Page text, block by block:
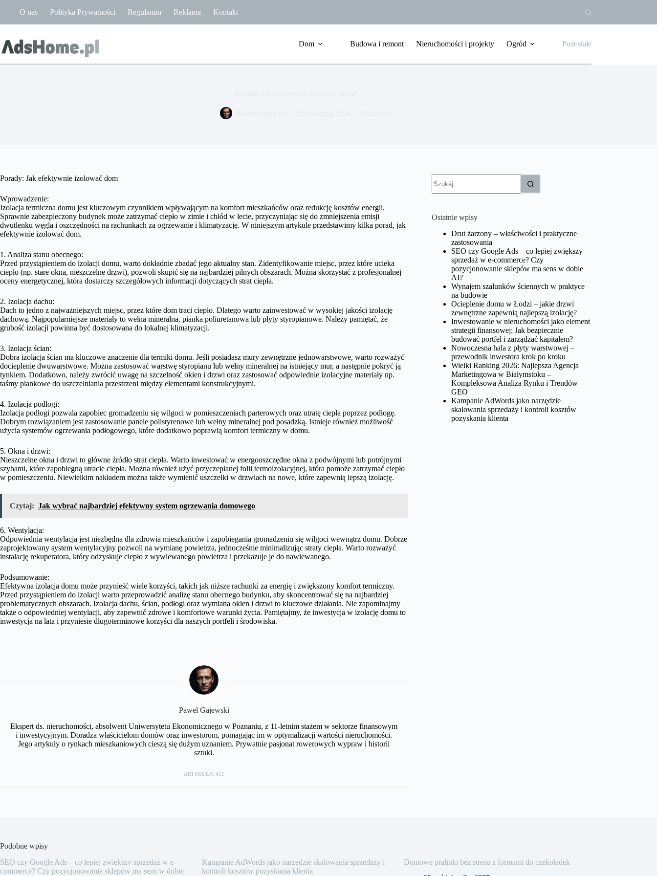
O nas Polityka Prywatności Regulamin Reklama Kontakt
Dom Budowa i remont Nieruchomości i projekty Ogród Pozostałe
Porady: Jak efektywnie izolować dom
Wprowadzenie:
Izolacja termiczna domu jest kluczowym czynnikiem wpływającym na komfort mieszkańców oraz redukcję kosztów energii.
Sprawnie zabezpieczony budynek może zatrzymać ciepło w zimie i chłód w lecie, przyczyniając się do zmniejszenia emisji
dwutlenku węgla i oszczędności na rachunkach za ogrzewanie i klimatyzację. W niniejszym artykule przedstawimy kilka porad, jak
efektywnie izolować dom.
1. Analiza stanu obecnego:
Przed przystąpieniem do izolacji domu, warto dokładnie zbadać jego aktualny stan. Zidentyfikowanie miejsc, przez które ucieka
ciepło (np. stare okna, nieszczelne drzwi), pozwoli skupić się na najbardziej pilnych obszarach. Można skorzystać z profesjonalnej
oceny energetycznej, która dostarczy szczegółowych informacji dotyczących strat ciepła.
2. Izolacja dachu:
Dach to jedno z najważniejszych miejsc, przez które dom traci ciepło. Dlatego warto zainwestować w wysokiej jakości izolację
dachową. Najpopularniejsze materiały to wełna mineralna, pianka poliuretanowa lub płyty styropianowe. Należy pamiętać, że
grubość izolacji powinna być dostosowana do lokalnej klimatyzacji.
3. Izolacja ścian:
Dobra izolacja ścian ma kluczowe znaczenie dla termiki domu. Jeśli posiadasz mury zewnętrzne jednowarstwowe, warto rozważyć
docieplenie dwuwarstwowe. Można zastosować warstwę styropianu lub wełny mineralnej na istniejący mur, a następnie pokryć ją
tynkiem. Dodatkowo, należy zwrócić uwagę na szczelność okien i drzwi oraz zastosować odpowiednie izolacyjne materiały np.
taśmy piankowe do uszczelniania przestrzeni między elementami konstrukcyjnymi.
4. Izolacja podłogi:
Izolacja podłogi pozwala zapobiec gromadzeniu się wilgoci w pomieszczeniach parterowych oraz utratę ciepła poprzez podłogę.
Dobrym rozwiązaniem jest zastosowanie panele polistyrenowe lub wełny mineralnej pod posadzką. Istnieje również możliwość
użycia systemów ogrzewania podłogowego, które dodatkowo poprawią komfort termiczny w domu.
5. Okna i drzwi:
Nieszczelne okna i drzwi to główne źródło strat ciepła. Warto inwestować w energooszczędne okna z podwójnymi lub potrójnymi
szybami, które zapobiegną utracie ciepła. Można również użyć przyczepianej folii termoizolacyjnej, która pomoże zatrzymać ciepło
w pomieszczeniu. Niewielkim nakładem można także wymienić uszczelki w drzwiach na nowe, które zapewnią lepszą izolację.
Czytaj: Jak wybrać najbardziej efektywny system ogrzewania domowego
6. Wentylacja:
Odpowiednia wentylacja jest niezbędna dla zdrowia mieszkańców i zapobiegania gromadzeniu się wilgoci wewnątrz domu. Dobrze
zaprojektowany system wentylacyjny pozwoli na wymianę powietrza, jednocześnie minimalizując straty ciepła. Warto rozważyć
instalację rekuperatora, który odzyskuje ciepło z wywiewanego powietrza i przekazuje je do nawiewanego.
Podsumowanie:
Efektywna izolacja domu może przynieść wiele korzyści, takich jak niższe rachunki za energię i zwiększony komfort termiczny.
Przed przystąpieniem do izolacji warto przeprowadzić analizę stanu obecnego budynku, aby skoncentrować się na najbardziej
problematycznych obszarach. Izolacja dachu, ścian, podłogi oraz wymiana okien i drzwi to kluczowe działania. Nie zapominajmy
także o odpowiedniej wentylacji, aby zapewnić zdrowe i komfortowe warunki życia. Pamiętajmy, że inwestycja w izolację domu to
inwestycja na lata i przyniesie długoterminowe korzyści dla naszych portfeli i środowiska.
Paweł Gajewski
Ekspert ds. nieruchomości, absolwent Uniwersytetu Ekonomicznego w Poznaniu, z 11-letnim stażem w sektorze finansowym
i inwestycyjnym. Doradza właścicielom domów oraz inwestorom, pomagając im w optymalizacji wartości nieruchomości.
Jego artykuły o rynkach mieszkaniowych cieszą się dużym uznaniem. Prywatnie pasjonat rowerowych wypraw i historii
sztuki.
ARTYKUŁY: 411
wyników
Ostatnie wpisy
Drut żarzony – właściwości i praktyczne
zastosowania
SEO czy Google Ads – co lepiej zwiększy
sprzedaż w e-commerce? Czy
pozycjonowanie sklepów ma sens w dobie
AI?
Wynajem szalunków ściennych w praktyce
na budowie
Ocieplenie domu w Łodzi – jakie drzwi
zewnętrzne zapewnią najlepszą izolację?
Inwestowanie w nieruchomości jako element
strategii finansowej: Jak bezpiecznie
budować portfel i zarządzać kapitałem?
Nowoczesna hala z płyty warstwowej –
przewodnik inwestora krok po kroku
Wielki Ranking 2026: Najlepsza Agencja
Marketingowa w Białymstoku –
Kompleksowa Analiza Rynku i Trendów
GEO
Kampanie AdWords jako narzędzie
skalowania sprzedaży i kontroli kosztów
pozyskania klienta
Podobne wpisy
SEO czy Google Ads – co lepiej zwiększy sprzedaż w e-
commerce? Czy pozycjonowanie sklepów ma sens w dobie
Kampanie AdWords jako narzędzie skalowania sprzedaży i
kontroli kosztów pozyskania klienta
Domowe pralinki bez stresu z formami do czekoladek